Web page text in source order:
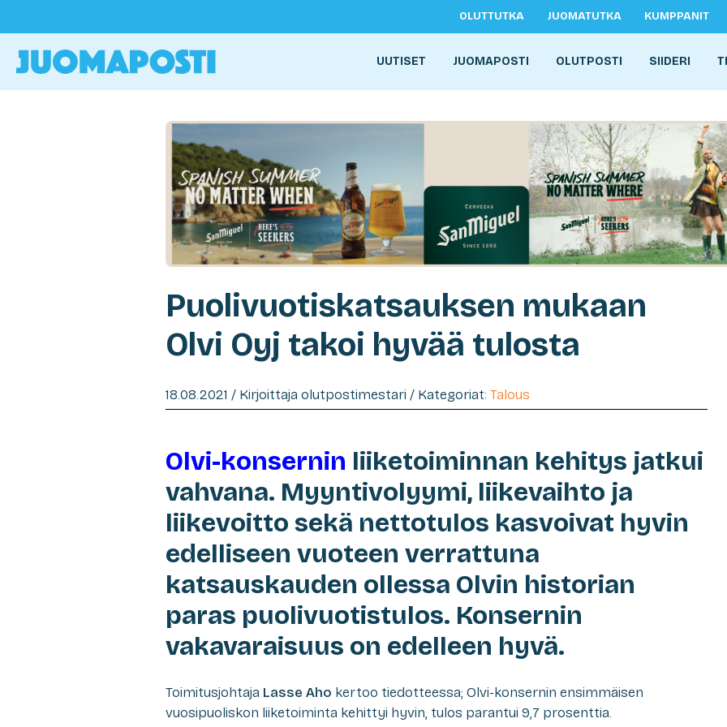
OLUTTUTKA JUOMATUTKA KUMPPANIT
UUTISET JUOMAPOSTI OLUTPOSTI SIIDERI
Puolivuotiskatsauksen mukaan
Olvi Oyj takoi hyvää tulosta
18.08.2021 / Kirjoittaja olutpostimestari / Kategoriat: Talous
Olvi-konsernin liiketoiminnan kehitys jatkui
vahvana. Myyntivolyymi, liikevaihto ja
liikevoitto sekä nettotulos kasvoivat hyvin
edelliseen vuoteen verrattuna
katsauskauden ollessa Olvin historian
paras puolivuotistulos. Konsernin
vakavaraisuus on edelleen hyvä.
Toimitusjohtaja Lasse Aho kertoo tiedotteessa; Olvi-konsernin ensimmäisen
vuosipuoliskon liiketoiminta kehittyi hyvin, tulos parantui 9,7 prosenttia.